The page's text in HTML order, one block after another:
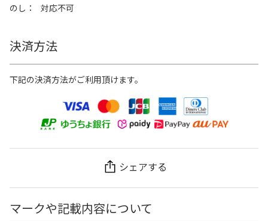
のし
対応不可
決済方法
下記の決済方法がご利用頂けます。
シェアする
マークや記載内容について